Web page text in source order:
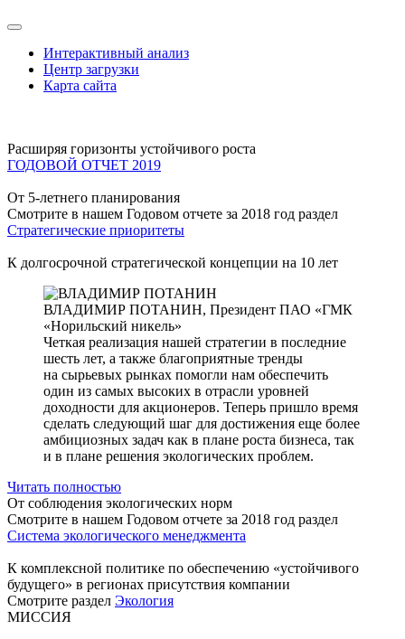
Интерактивный анализ
Центр загрузки
Карта сайта
Расширяя горизонты устойчивого роста
ГОДОВОЙ ОТЧЕТ 2019
От 5-летнего планирования
Смотрите в нашем Годовом отчете за 2018 год раздел
Стратегические приоритеты
К долгосрочной стратегической концепции на 10 лет
ВЛАДИМИР ПОТАНИН, Президент ПАО «ГМК
«Норильский никель»
Четкая реализация нашей стратегии в последние
шесть лет, а также благоприятные тренды
на сырьевых рынках помогли нам обеспечить
один из самых высоких в отрасли уровней
доходности для акционеров. Теперь пришло время
сделать следующий шаг для достижения еще более
амбициозных задач как в плане роста бизнеса, так
и в плане решения экологических проблем.
Читать полностью
От соблюдения экологических норм
Смотрите в нашем Годовом отчете за 2018 год раздел
Система экологического менеджмента
К комплексной политике по обеспечению «устойчивого
будущего» в регионах присутствия компании
Смотрите раздел Экология
МИССИЯ